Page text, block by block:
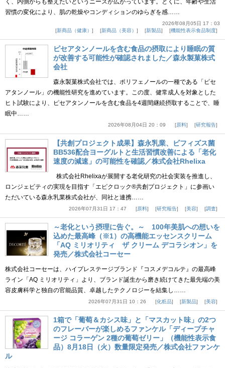
習慣の変化により、肌の乾燥やコンディションのゆらぎを感……
2026年08月05日 17：03
新商品（健康）
新商品（美容） 新製品 機能性表示食品制度
ピセアタンノールを含む食品の摂取により睡眠の質
が改善する可能性が確認されました／森永製菓株式
会社
森永製菓株式会社では、ポリフェノールの一種である「ピセ
アタンノール」の機能性研究を進めています。この度、健常成人を対象とした
ヒト試験により、ピセアタンノールを含む食品を4週間継続摂取することで、睡
眠中……
2026年08月04日 20：09 原料 研究報告
【共創プロジェクト成果】森永乳業、ビフィズス菌
BB536配合ヨーグルトと生活習慣改善による「老化
速度の減速」の可能性を確認／株式会社Rhelixa
株式会社Rhelixaが展開する老化研究の社会実装を推進し、
ロンジェビティの実現を目指す「エピクロック®共創プロジェクト」に参画い
ただいている森永乳業株式会社が、同社と連携……
2026年07月31日 17：47 原料 研究報告 美容 調査
～老化という摂理に告ぐ。～ 100年美肌への想いを
込めた最高峰（※1）の高機能エッセンスクリーム
「AQ ミリオリティ ザ クリーム デコラシオン」を
発売／株式会社コーセー
株式会社コーセーは、ハイプレステージブランド『コスメデコルテ』の最高峰
ライン「AQ ミリオリティ」より、ブランド誕生から磨き続けてきた最先端の美
容皮膚科学と独自の官能品質、卓越したテクノロジーを結集し……
2026年07月31日 10：26 化粧品 新製品 美容
1箱で「葡萄＆カシス味」と「マスカット味」の2つ
のフレーバーが楽しめるファンケル「ディープチャ
ージ コラーゲン 2種の葡萄ゼリー」（機能性表示食
品）8月18日（火）数量限定発売／株式会社ファンケ
ル